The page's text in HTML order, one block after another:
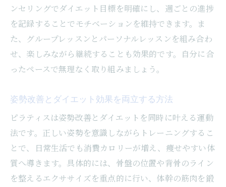
ンセリングでダイエット目標を明確にし、週ごとの進捗
を記録することでモチベーションを維持できます。ま
た、グループレッスンとパーソナルレッスンを組み合わ
せ、楽しみながら継続することも効果的です。自分に合
ったペースで無理なく取り組みましょう。
姿勢改善とダイエット効果を両立する方法
ピラティスは姿勢改善とダイエットを同時に叶える運動
法です。正しい姿勢を意識しながらトレーニングするこ
とで、日常生活でも消費カロリーが増え、痩せやすい体
質へ導きます。具体的には、骨盤の位置や背骨のライン
を整えるエクササイズを重点的に行い、体幹の筋肉を鍛